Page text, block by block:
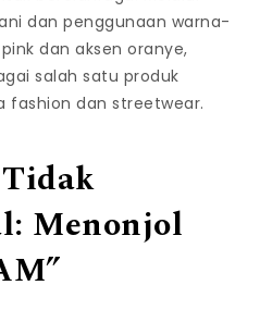
dan penggunaan warna-
dan aksen oranye,
salah satu produk
fashion dan streetwear.
Menonjol